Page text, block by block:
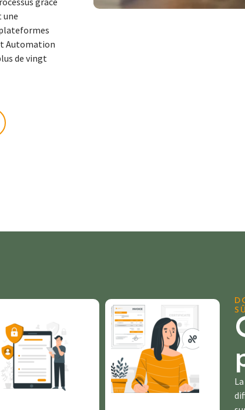
une
Automation
de vingt